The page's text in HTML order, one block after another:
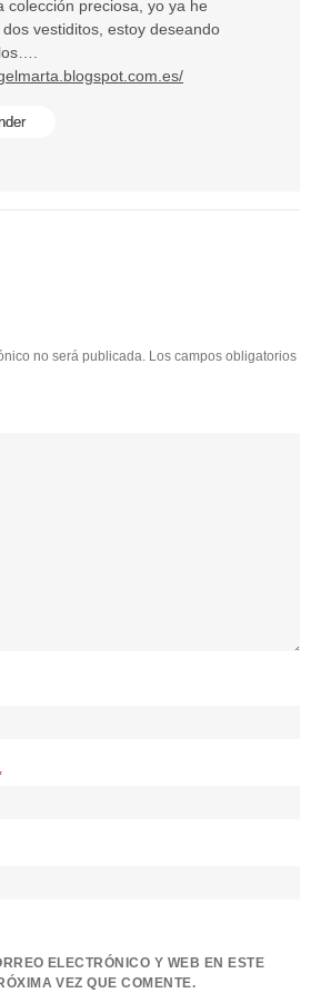
colección preciosa, yo ya he
vestiditos, estoy deseando
no será publicada. Los campos obligatorios
ELECTRÓNICO Y WEB EN ESTE
VEZ QUE COMENTE.